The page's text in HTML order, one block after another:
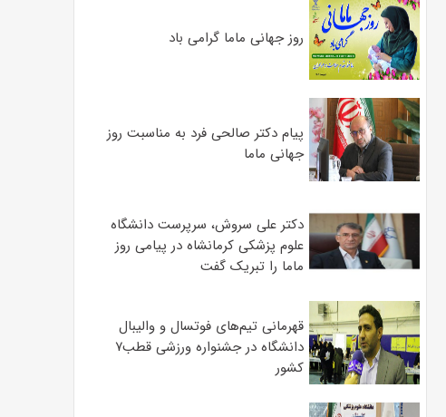
روز جهانی ماما گرامی باد
پیام دکتر صالحی فرد به مناسبت روز
جهانی ماما
دکتر علی سروش، سرپرست دانشگاه
علوم پزشکی کرمانشاه در پیامی روز
ماما را تبریک گفت
قهرمانی تیم‌های فوتسال و والیبال
دانشگاه در جشنواره ورزشی قطب۷
کشور